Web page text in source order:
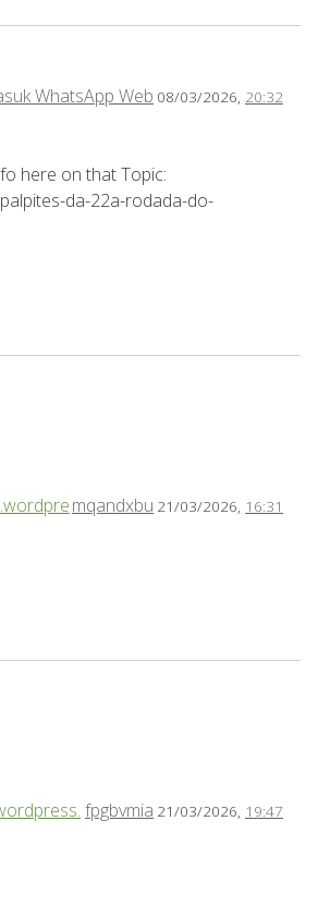
WhatsApp Web 08/03/2026, 20:32
here on that Topic:
da-22a-rodada-do-
mqandxbu 21/03/2026, 16:31
fpgbvmia 21/03/2026, 19:47